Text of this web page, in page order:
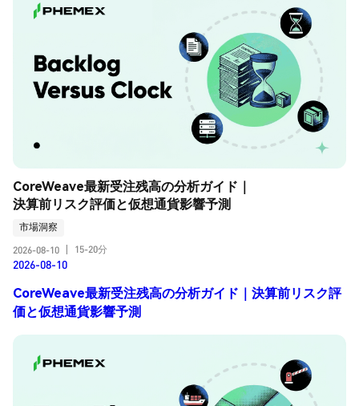
CoreWeave最新受注残高の分析ガイド｜
決算前リスク評価と仮想通貨影響予測
市場洞察
2026-08-10
15-20分
2026-08-10
CoreWeave最新受注残高の分析ガイド｜決算前リスク評
価と仮想通貨影響予測